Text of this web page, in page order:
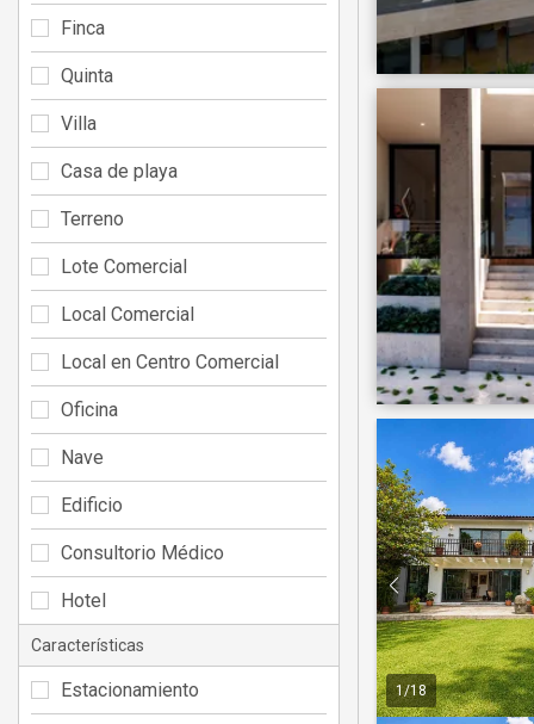
1/18
Finca
Quinta
Villa
Casa de playa
Terreno
Lote Comercial
Local Comercial
Local en Centro Comercial
Oficina
Nave
Edificio
Consultorio Médico
Hotel
Características
Estacionamiento